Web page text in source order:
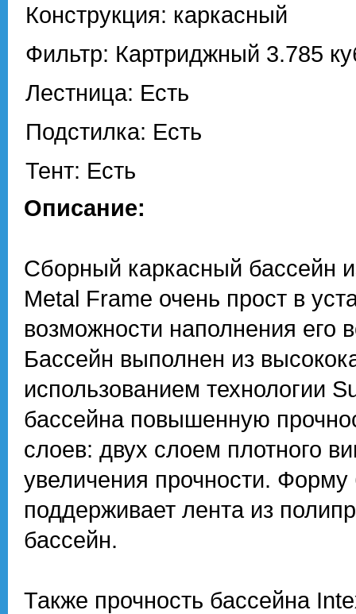
Конструкция: каркасный
Фильтр: Картриджный 3.785
Лестница: Есть
Подстилка: Есть
Тент: Есть
Описание:
Сборный каркасный бассейн
Metal Frame очень прост в
возможности наполнения его
Бассейн выполнен из
использованием технологии
бассейна повышенную
слоев: двух слоем плотного
увеличения прочности.
поддерживает лента из
бассейн.
Также прочность бассейна